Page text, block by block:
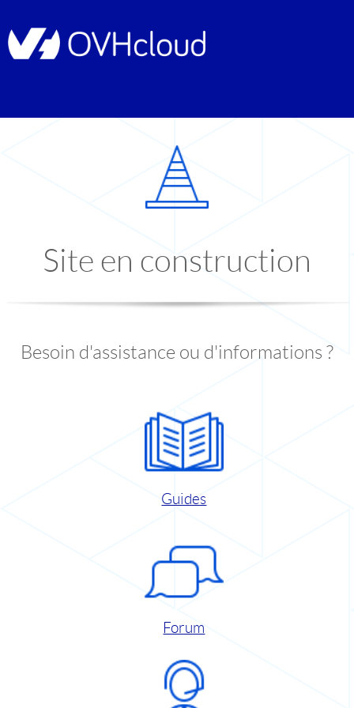
Site en construction
Besoin d'assistance ou d'informations ?
Guides
Forum